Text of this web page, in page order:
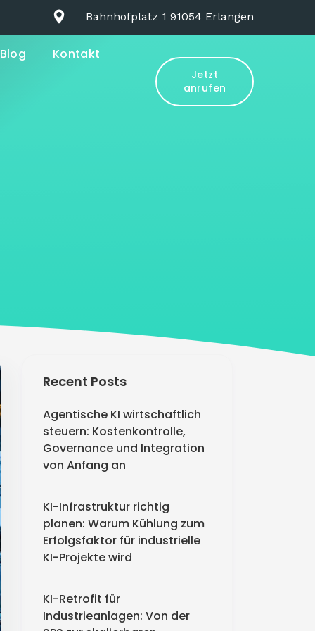
Bahnhofplatz 1 91054 Erlangen
Blog Kontakt
Jetzt
anrufen
Recent Posts
Agentische KI wirtschaftlich
steuern: Kostenkontrolle,
Governance und Integration
von Anfang an
KI-Infrastruktur richtig
planen: Warum Kühlung zum
Erfolgsfaktor für industrielle
KI-Projekte wird
KI-Retrofit für
Industrieanlagen: Von der